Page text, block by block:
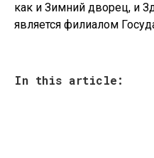
как и Зимний дворец, и
является филиалом
In this article: